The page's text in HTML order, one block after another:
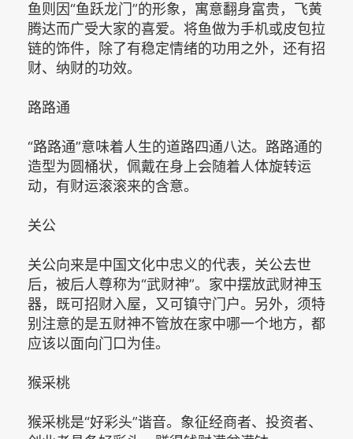
鱼则因“鱼跃龙门”的形象，寓意翻身富贵，飞黄
腾达而广受大家的喜爱。将鱼做为手机或皮包拉
链的饰件，除了有稳定情绪的功用之外，还有招
财、纳财的功效。
路路通
“路路通”意味着人生的道路四通八达。路路通的
造型为圆桶状，佩戴在身上会随着人体旋转运
动，有财运滚滚来的含意。
关公
关公向来是中国文化中忠义的代表，关公去世
后，被后人尊称为“武财神”。家中摆放武财神玉
器，既可招财入屋，又可镇守门户。另外，须特
别注意的是五财神不管放在家中哪一个地方，都
应该以面向门口为佳。
猴采桃
猴采桃是“好彩头”谐音。象征经商者、投资者、